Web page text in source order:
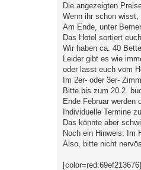
Die angezeigten
Wenn ihr schon
Am Ende, unter
Das Hotel sortiert
Wir haben ca. 40
Leider gibt es wie
oder lasst euch vom
Im 2er- oder 3er-
Bitte bis zum 20.2.
Ende Februar werden
Individuelle Termine
Das könnte aber
Noch ein Hinweis: Im
Also, bitte nicht